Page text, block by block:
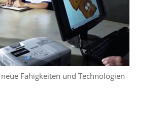
Fähigkeiten und Technologien